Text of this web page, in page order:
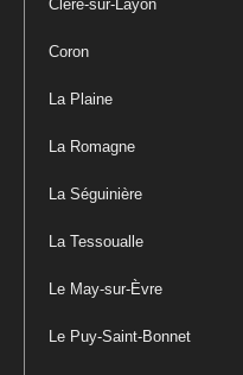
Cléré-sur-Layon
Coron
La Plaine
La Romagne
La Séguinière
La Tessoualle
Le May-sur-Èvre
Le Puy-Saint-Bonnet